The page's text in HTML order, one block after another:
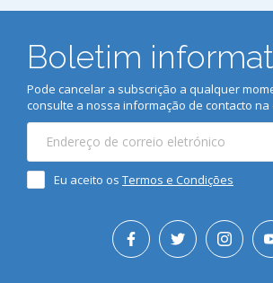
Boletim
Pode cancelar a subscrição a qualquer
consulte a nossa informação de contacto na
Eu aceito os Termos e Condições